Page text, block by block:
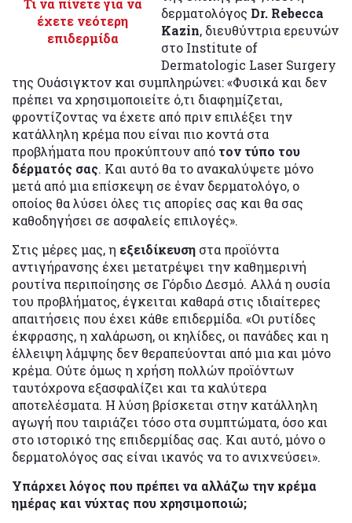
Τι να πίνετε για να
έχετε νεότερη
επιδερμίδα
δερματολόγος Dr. Rebecca
Kazin, διευθύντρια ερευνών
στο Institute of
Dermatologic Laser Surgery
της Ουάσιγκτον και συμπληρώνει: «Φυσικά και δεν
πρέπει να χρησιμοποιείτε ό,τι διαφημίζεται,
φροντίζοντας να έχετε από πριν επιλέξει την
κατάλληλη κρέμα που είναι πιο κοντά στα
προβλήματα που προκύπτουν από τον τύπο του
δέρματός σας. Και αυτό θα το ανακαλύψετε μόνο
μετά από μια επίσκεψη σε έναν δερματολόγο, ο
οποίος θα λύσει όλες τις απορίες σας και θα σας
καθοδηγήσει σε ασφαλείς επιλογές».
Στις μέρες μας, η εξειδίκευση στα προϊόντα
αντιγήρανσης έχει μετατρέψει την καθημερινή
ρουτίνα περιποίησης σε Γόρδιο Δεσμό. Αλλά η ουσία
του προβλήματος, έγκειται καθαρά στις ιδιαίτερες
απαιτήσεις που έχει κάθε επιδερμίδα. «Οι ρυτίδες
έκφρασης, η χαλάρωση, οι κηλίδες, οι πανάδες και η
έλλειψη λάμψης δεν θεραπεύονται από μια και μόνο
κρέμα. Ούτε όμως η χρήση πολλών προϊόντων
ταυτόχρονα εξασφαλίζει και τα καλύτερα
αποτελέσματα. Η λύση βρίσκεται στην κατάλληλη
αγωγή που ταιριάζει τόσο στα συμπτώματα, όσο και
στο ιστορικό της επιδερμίδας σας. Και αυτό, μόνο ο
δερματολόγος σας είναι ικανός να το ανιχνεύσει».
Υπάρχει λόγος που πρέπει να αλλάζω την κρέμα
ημέρας και νύχτας που χρησιμοποιώ;